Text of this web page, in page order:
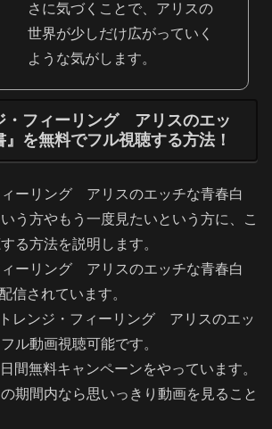
さに気づくことで、アリスの
世界が少しだけ広がっていく
ような気がします。
・フィーリング アリスのエッ
を無料でフル視聴する方法！
ィーリング アリスのエッチな青春白
う方やもう一度見たいという方に、こ
る方法を説明します。
ィーリング アリスのエッチな青春白
信されています。
レンジ・フィーリング アリスのエッ
ル動画視聴可能です。
間無料キャンペーンをやっています。
期間内なら思いっきり動画を見ること